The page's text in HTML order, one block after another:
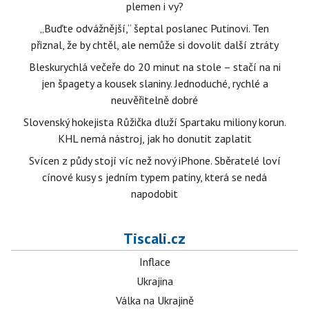
plemen i vy?
„Buďte odvážnější,“ šeptal poslanec Putinovi. Ten
přiznal, že by chtěl, ale nemůže si dovolit další ztráty
Bleskurychlá večeře do 20 minut na stole – stačí na ni
jen špagety a kousek slaniny. Jednoduché, rychlé a
neuvěřitelně dobré
Slovenský hokejista Růžička dluží Spartaku miliony korun.
KHL nemá nástroj, jak ho donutit zaplatit
Svícen z půdy stojí víc než nový iPhone. Sběratelé loví
cínové kusy s jedním typem patiny, která se nedá
napodobit
Tiscali.cz
Inflace
Ukrajina
Válka na Ukrajině